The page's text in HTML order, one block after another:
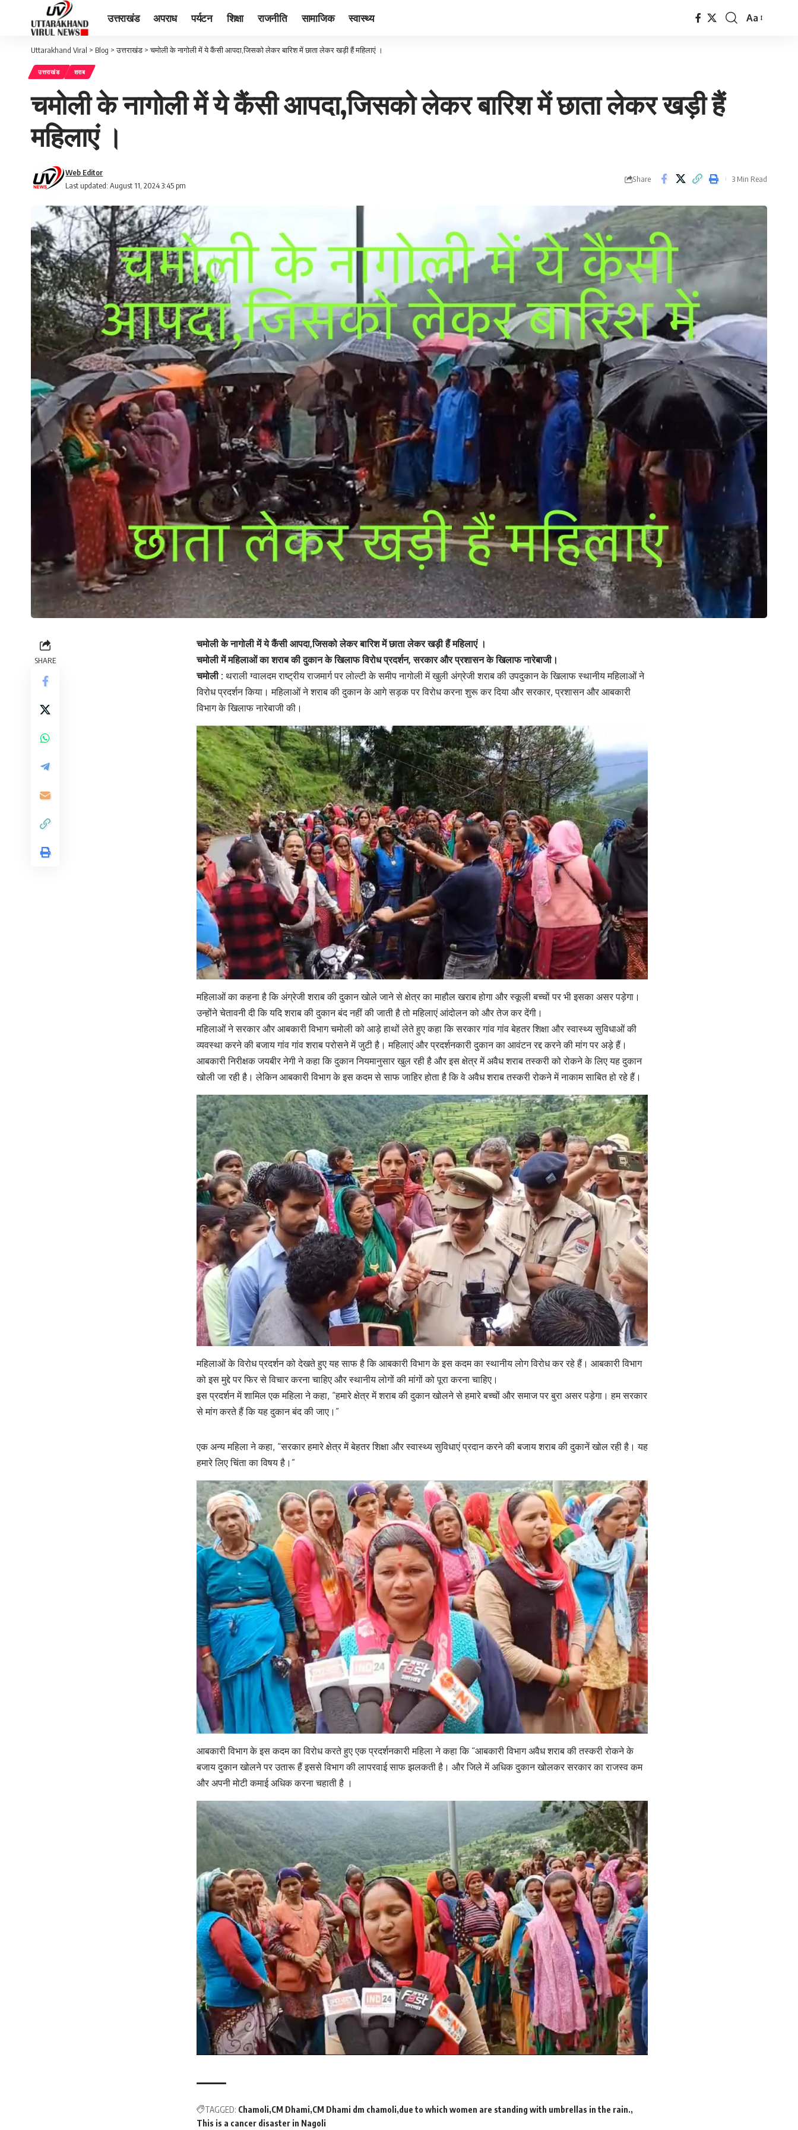
उत्तराखंड अपराध पर्यटन शिक्षा राजनीति सामाजिक स्वास्थ्य
Font
Aa
Uttarakhand Viral > Blog >उत्तराखंड >चमोली के नागोली में ये कैंसी आपदा,जिसको लेकर बारिश में छाता लेकर खड़ी हैं महिलाएं ।
उत्तराखंड शराब
चमोली के नागोली में ये कैंसी आपदा,जिसको लेकर बारिश में छाता लेकर खड़ी हैं
महिलाएं ।
Last updated: August 11, 2024 3:45 pm
Web Editor
Share 3 Min Read
SHARE
चमोली के नागोली में ये कैंसी आपदा,जिसको लेकर बारिश में छाता लेकर खड़ी हैं महिलाएं ।
चमोली में महिलाओं का शराब की दुकान के खिलाफ विरोध प्रदर्शन, सरकार और प्रशासन के खिलाफ नारेबाजी।
चमोली : थराली ग्वालदम राष्ट्रीय राजमार्ग पर लोल्टी के समीप नागोली में खुली अंग्रेजी शराब की उपदुकान के खिलाफ स्थानीय महिलाओं ने
विरोध प्रदर्शन किया। महिलाओं ने शराब की दुकान के आगे सड़क पर विरोध करना शुरू कर दिया और सरकार, प्रशासन और आबकारी
विभाग के खिलाफ नारेबाजी की।
महिलाओं का कहना है कि अंग्रेजी शराब की दुकान खोले जाने से क्षेत्र का माहौल खराब होगा और स्कूली बच्चों पर भी इसका असर पड़ेगा।
उन्होंने चेतावनी दी कि यदि शराब की दुकान बंद नहीं की जाती है तो महिलाएं आंदोलन को और तेज कर देंगी।
महिलाओं ने सरकार और आबकारी विभाग चमोली को आड़े हाथों लेते हुए कहा कि सरकार गांव गांव बेहतर शिक्षा और स्वास्थ्य सुविधाओं की
व्यवस्था करने की बजाय गांव गांव शराब परोसने में जुटी है। महिलाएं और प्रदर्शनकारी दुकान का आवंटन रद्द करने की मांग पर अड़े हैं।
आबकारी निरीक्षक जयबीर नेगी ने कहा कि दुकान नियमानुसार खुल रही है और इस क्षेत्र में अवैध शराब तस्करी को रोकने के लिए यह दुकान
खोली जा रही है। लेकिन आबकारी विभाग के इस कदम से साफ जाहिर होता है कि वे अवैध शराब तस्करी रोकने में नाकाम साबित हो रहे हैं।
महिलाओं के विरोध प्रदर्शन को देखते हुए यह साफ है कि आबकारी विभाग के इस कदम का स्थानीय लोग विरोध कर रहे हैं। आबकारी विभाग
को इस मुद्दे पर फिर से विचार करना चाहिए और स्थानीय लोगों की मांगों को पूरा करना चाहिए।
इस प्रदर्शन में शामिल एक महिला ने कहा, “हमारे क्षेत्र में शराब की दुकान खोलने से हमारे बच्चों और समाज पर बुरा असर पड़ेगा। हम सरकार
से मांग करते हैं कि यह दुकान बंद की जाए।”
एक अन्य महिला ने कहा, “सरकार हमारे क्षेत्र में बेहतर शिक्षा और स्वास्थ्य सुविधाएं प्रदान करने की बजाय शराब की दुकानें खोल रही है। यह
हमारे लिए चिंता का विषय है।”
आबकारी विभाग के इस कदम का विरोध करते हुए एक प्रदर्शनकारी महिला ने कहा कि “आबकारी विभाग अवैध शराब की तस्करी रोकने के
बजाय दुकान खोलने पर उतारू हैं इससे विभाग की लापरवाई साफ झलकती है। और जिले में अधिक दुकान खोलकर सरकार का राजस्व कम
और अपनी मोटी कमाई अधिक करना चहाती है ।
TAGGED: Chamoli CM Dhami CM Dhami dm chamoli due to which women are standing with umbrellas in the rain.
This is a cancer disaster in Nagoli